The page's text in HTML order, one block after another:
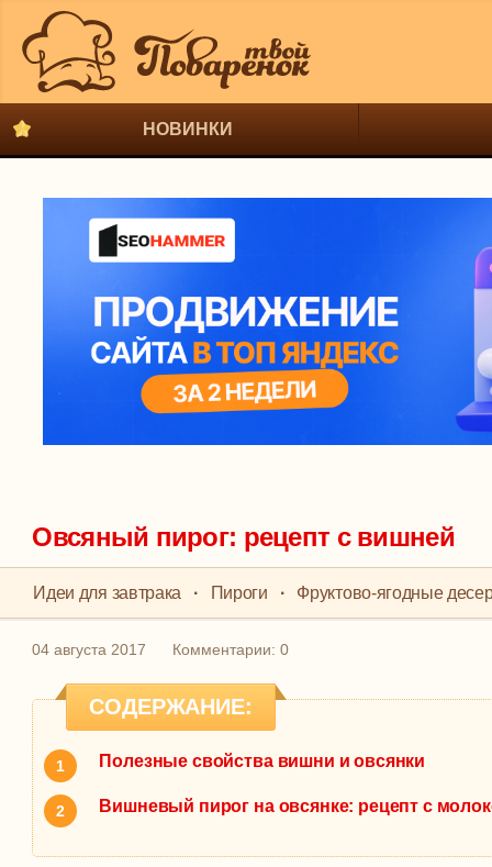
НОВИНКИ
Овсяный пирог: рецепт с вишней
Идеи для завтрака · Пироги · Фруктово-ягодные
04 августа 2017 Комментарии: 0
СОДЕРЖАНИЕ:
Полезные свойства вишни и овсянки
Вишневый пирог на овсянке: рецепт с